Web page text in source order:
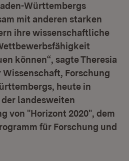
Württembergs
mit anderen starken
ihre wissenschaftliche
können“, sagte Theresia
Forschung
heute in
landesweiten
von "Horizont 2020", dem
für Forschung und